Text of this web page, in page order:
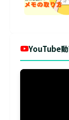
YouTube